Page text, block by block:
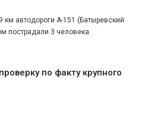
км автодороги А-151 (Батыревский
пострадали 3 человека.
по факту крупного